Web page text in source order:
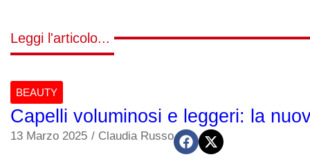
Leggi l'articolo...
BEAUTY
Capelli voluminosi e leggeri: la
13 Marzo 2025 / Claudia Russo